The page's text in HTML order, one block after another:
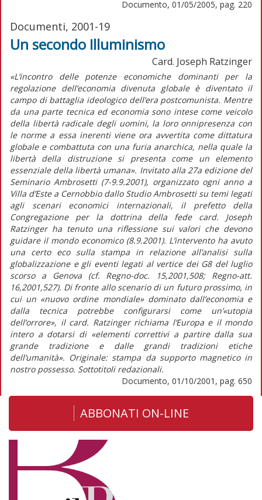
Documento, 01/05/2005, pag. 220
Documenti, 2001-19
Un secondo Illuminismo
Card. Joseph Ratzinger
«L’incontro delle potenze economiche dominanti per la
regolazione dell’economia divenuta globale è diventato il
campo di battaglia ideologico dell’era postcomunista. Mentre
da una parte tecnica ed economia sono intese come veicolo
della libertà radicale degli uomini, la loro onnipresenza con
le norme a essa inerenti viene ora avvertita come dittatura
globale e combattuta con una furia anarchica, nella quale la
libertà della distruzione si presenta come un elemento
essenziale della libertà umana». Invitato alla 27a edizione del
Seminario Ambrosetti (7-9.9.2001), organizzato ogni anno a
Villa d’Este a Cernobbio dallo Studio Ambrosetti su temi legati
agli scenari economici internazionali, il prefetto della
Congregazione per la dottrina della fede card. Joseph
Ratzinger ha tenuto una riflessione sui valori che devono
guidare il mondo economico (8.9.2001). L’intervento ha avuto
una certo eco sulla stampa in relazione all’analisi sulla
globalizzazione e gli eventi legati al vertice dei G8 del luglio
scorso a Genova (cf. Regno-doc. 15,2001,508; Regno-att.
16,2001,527). Di fronte allo scenario di un futuro prossimo, in
cui un «nuovo ordine mondiale» dominato dall’economia e
dalla tecnica potrebbe configurarsi come un’«utopia
dell’orrore», il card. Ratzinger richiama l’Europa e il mondo
intero a dotarsi di «elementi correttivi a partire dalla sua
grande tradizione e dalle grandi tradizioni etiche
dell’umanità». Originale: stampa da supporto magnetico in
nostro possesso. Sottotitoli redazionali.
Documento, 01/10/2001, pag. 650
ABBONATI ON-LINE